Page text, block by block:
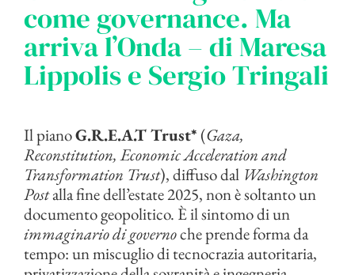
come governance. Ma
arriva l’Onda – di Maresa
Lippolis e Sergio Tringali
Il pianoG.R.E.A.T Trust*(Gaza,
Reconstitution, Economic Acceleration and
Transformation Trust), diffuso dal Washington
Postalla fine dell’estate 2025, non è soltanto un
documento geopolitico. È il sintomo di un
immaginario di governoche prende forma da
tempo: un miscuglio di tecnocrazia autoritaria,